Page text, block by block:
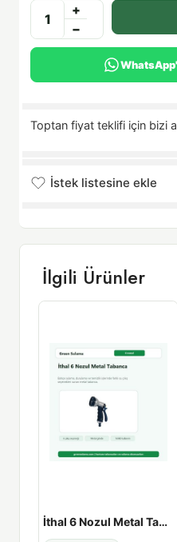
+
−
Toptan fiyat teklifi için bizi
İstek listesine ekle
İlgili Ürünler
İthal 6 Nozul Metal Tabanca